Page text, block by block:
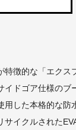
徴的な「エクス
イドゴア仕様の
した本格的な防
イクルされた